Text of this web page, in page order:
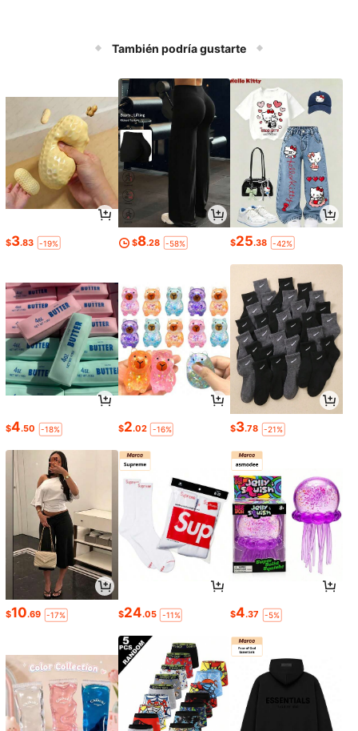
También podría gustarte
$3.83 -19% $8.28 -58% $25.38 -42%
$4.50 -18% $2.02 -16% $3.78 -21%
$10.69 -17% $24.05 -11% $4.37 -5%